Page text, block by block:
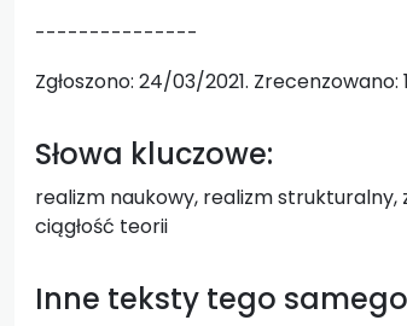
---------------
Zgłoszono: 24/03/2021.
Słowa kluczowe:
realizm naukowy, realizm
ciągłość teorii
Inne teksty tego